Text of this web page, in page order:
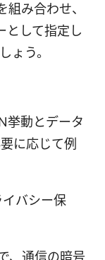
み合わせ、
として指定し
ょう。
挙動とデータ
に応じて例
バシー保
、通信の暗号